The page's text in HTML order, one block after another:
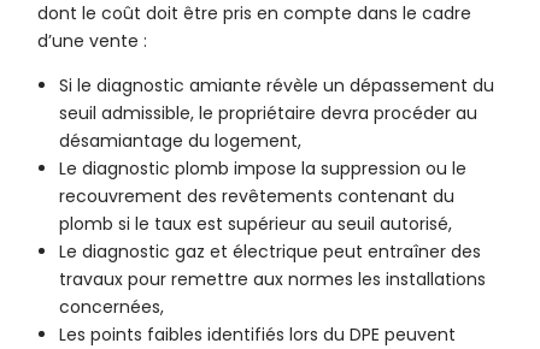
dont le coût doit être pris en compte dans le cadre
d’une vente :
Si le diagnostic amiante révèle un dépassement du
seuil admissible, le propriétaire devra procéder au
désamiantage du logement,
Le diagnostic plomb impose la suppression ou le
recouvrement des revêtements contenant du
plomb si le taux est supérieur au seuil autorisé,
Le diagnostic gaz et électrique peut entraîner des
travaux pour remettre aux normes les installations
concernées,
Les points faibles identifiés lors du DPE peuvent